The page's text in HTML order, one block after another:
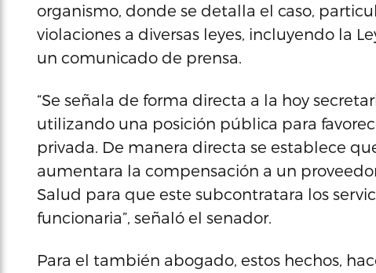
organismo, donde se detalla el caso,
violaciones a diversas leyes, incluyendo la
un comunicado de prensa.
“Se señala de forma directa a la hoy
utilizando una posición pública para
privada. De manera directa se establece
aumentara la compensación a un
Salud para que este subcontratara los
funcionaria”, señaló el senador.
Para el también abogado, estos hechos,